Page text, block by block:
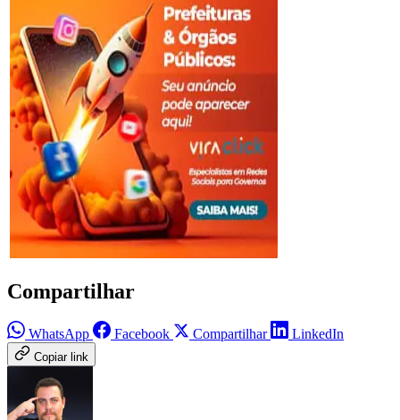
Compartilhar
WhatsApp Facebook Compartilhar LinkedIn
Copiar link